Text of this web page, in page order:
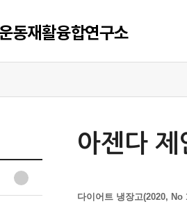
아젠다 제
다이어트 냉장고(2020, No